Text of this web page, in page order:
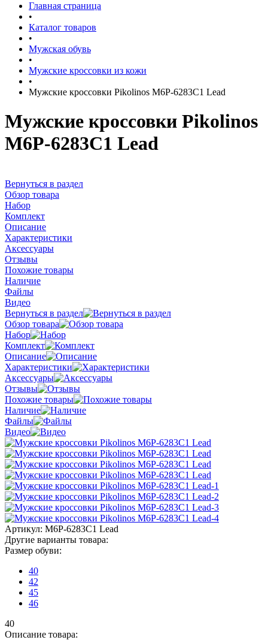
Главная страница
•
Каталог товаров
•
Мужская обувь
•
Мужские кроссовки из кожи
•
Мужские кроссовки Pikolinos M6P-6283C1 Lead
Мужские кроссовки Pikolinos
M6P-6283C1 Lead
Вернуться в раздел
Обзор товара
Набор
Комплект
Описание
Характеристики
Аксессуары
Отзывы
Похожие товары
Наличие
Файлы
Видео
Вернуться в раздел
Обзор товара
Набор
Комплект
Описание
Характеристики
Аксессуары
Отзывы
Похожие товары
Наличие
Файлы
Видео
Артикул: M6P-6283C1 Lead
Другие варианты товара:
Размер обуви:
40
42
45
46
40
Описание товара: